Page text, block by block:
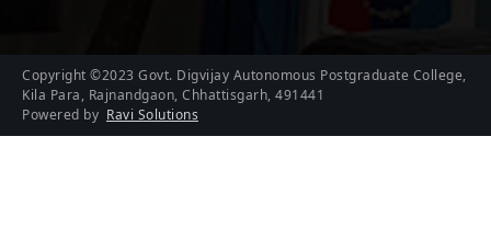
Copyright ©2023 Govt. Digvijay Autonomous Postgraduate College,
Kila Para, Rajnandgaon, Chhattisgarh, 491441
Powered by Ravi Solutions